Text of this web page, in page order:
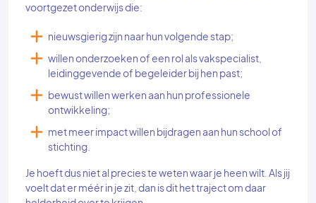
voortgezet onderwijs die:
nieuwsgierig zijn naar hun volgende stap;
willen onderzoeken of een rol als vakspecialist,
leidinggevende of begeleider bij hen past;
bewust willen werken aan hun professionele
ontwikkeling;
met meer impact willen bijdragen aan hun school of
stichting.
Je hoeft dus niet al precies te weten waar je heen wilt. Als jij
voelt dat er méér in je zit, dan is dit het traject om daar